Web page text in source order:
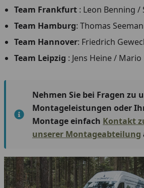
Team Frankfurt : Leon Benning /
Team Hamburg: Thomas
Team Hannover: Friedrich
Team Leipzig : Jens Heine /
Nehmen Sie bei Fragen zu
Montageleistungen oder
Montage einfach Kontakt
unserer Montageabteilung